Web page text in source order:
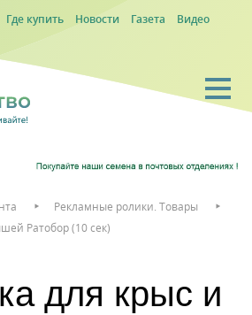
Где купить Новости Газета
Видео
Рекламные ролики. Товары
Ратобор (10 сек)
для крыс и